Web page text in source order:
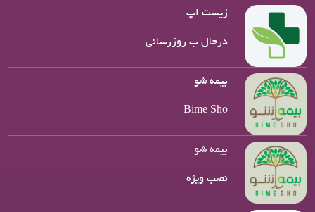
زیست اپ
درحال ب روزرسانی
بیمه شو
Bime Sho
بیمه شو
نصب ویژه